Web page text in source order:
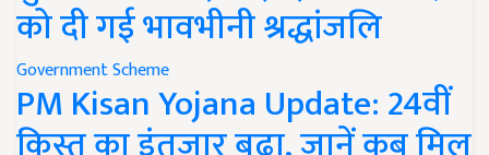
को दी गई भावभीनी श्रद्धांजलि
Government Scheme
PM Kisan Yojana Update: 24वीं